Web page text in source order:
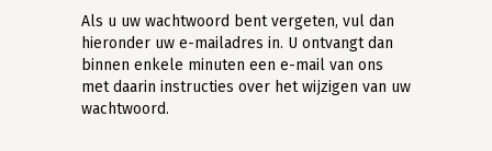
Als u uw wachtwoord bent vergeten, vul dan
hieronder uw e-mailadres in. U ontvangt dan
binnen enkele minuten een e-mail van ons
met daarin instructies over het wijzigen van uw
wachtwoord.